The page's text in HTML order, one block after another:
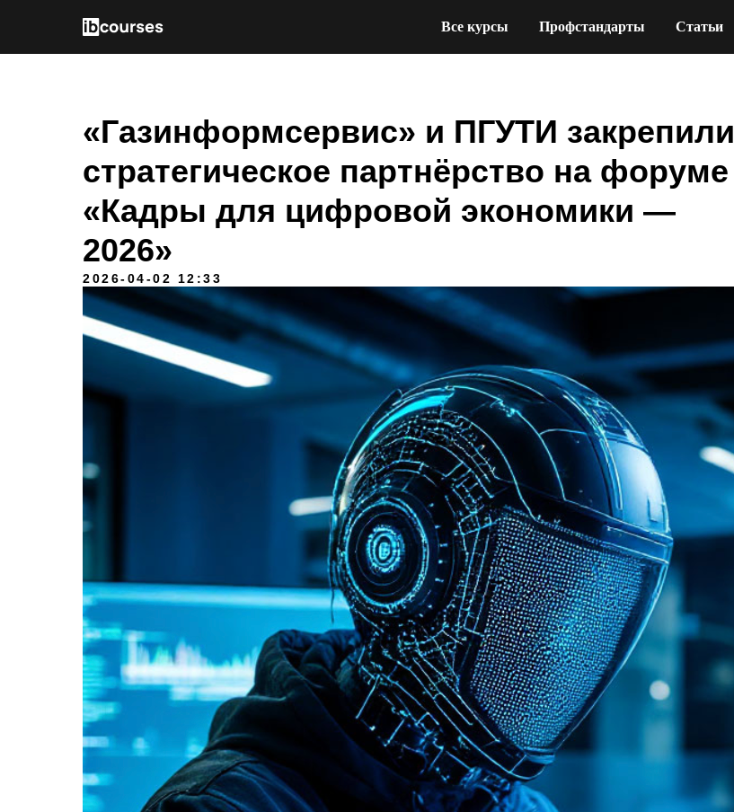
Все курсы Профстандарты Статьи
«Газинформсервис» и ПГУТИ закрепили
стратегическое партнёрство на форуме
«Кадры для цифровой экономики —
2026»
2026-04-02 12:33